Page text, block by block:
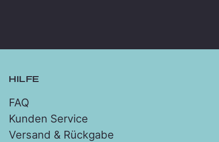
HILFE
FAQ
Kunden Service
Versand & Rückgabe